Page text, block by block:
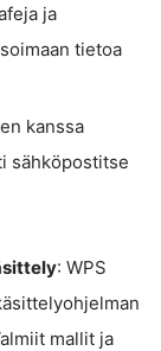
ja
tietoa
kanssa
sähköpostitse
: WPS
mallit ja